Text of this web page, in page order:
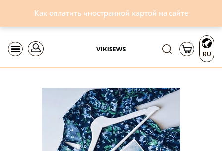
Как оплатить иностранной картой на сайте
RU